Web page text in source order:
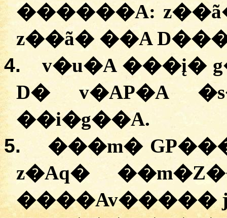
������A:
z��ã���A
4.
v�u�A���į�
D�v�AP�A�
��i�g��A.
5.
���m�
z�Aq��
����Av�����